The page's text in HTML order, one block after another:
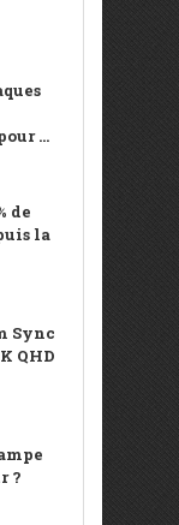
...
de
la
Sync
QHD
?